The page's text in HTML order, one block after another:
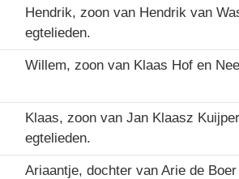
Hendrik, zoon van Hendrik van
egtelieden.
Willem, zoon van Klaas Hof en
Klaas, zoon van Jan Klaasz
egtelieden.
Ariaantje, dochter van Arie de